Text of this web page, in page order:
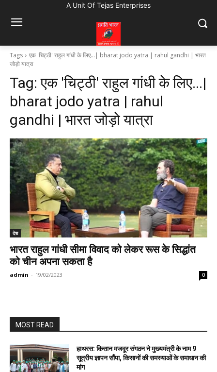
A Unit Of Tejas Enterprises
Tags
एक 'चिट्ठी' राहुल गांधी के लिए...| bharat jodo yatra | rahul gandhi | भारत
जोड़ो यात्रा
Tag:एक 'चिट्ठी' राहुल गांधी के लिए...|
bharat jodo yatra | rahul
gandhi | भारत जोड़ो यात्रा
देश
भारत राहुल गांधी सीमा विवाद को लेकर रूस के सिद्धांत
को चीन अपना सकता है
admin - 19/02/2023 0
MOST READ
हाथरस: किसान मजदूर संगठन ने मुख्यमंत्री के नाम 9
सूत्रीय ज्ञापन सौंपा, किसानों की समस्याओं के समाधान की
मांग